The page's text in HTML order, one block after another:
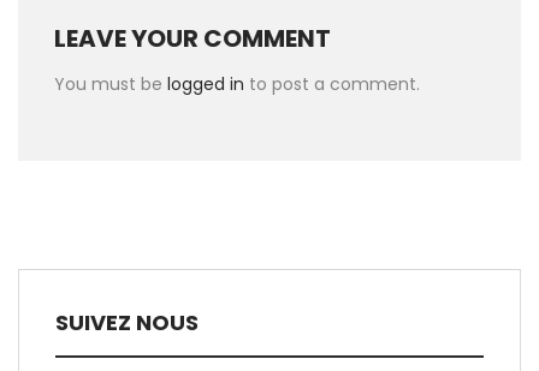
LEAVE YOUR COMMENT
You must be logged in to post a comment.
SUIVEZ NOUS